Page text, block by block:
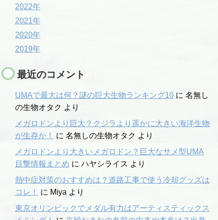
2022年
2021年
2020年
2019年
最近のコメント
UMAで最大は何？謎の巨大生物ランキング10 に 名無し
の生物オタク より
メガロドンより巨大？クジラより遥かに大きい海洋生物
が生存か！
に 名無しの生物オタク より
メガロドンより大きいメガロドン？巨大なサメ型UMA
目撃情報まとめ に ハヤシライス より
熱中症対策のおすすめは？道路工事で使う冷却グッズは
コレ！
に Miya より
東京オリンピックでメダル有力はアーティスティックス